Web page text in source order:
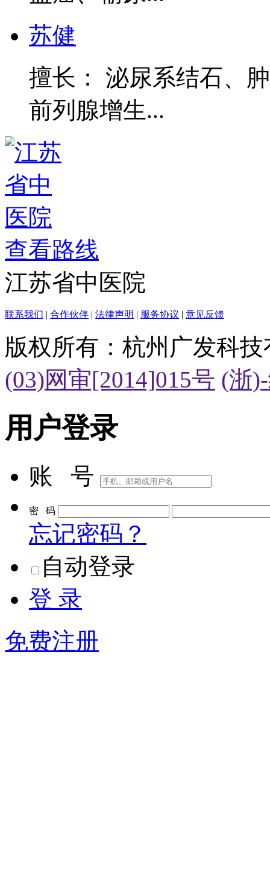
苏健
擅长： 泌尿系结石、
前列腺增生...
查看路线
江苏省中医院
联系我们 | 合作伙伴 | 法律声明 | 服务协议 | 意见反馈
版权所有：杭州广发科
(03)网审[2014]015号 (浙
用户登录
账 号
密 码
忘记密码？
自动登录
登 录
免费注册